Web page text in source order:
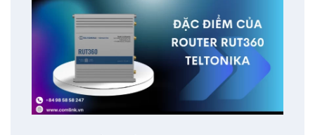
2.8 Giám sát và quản lý từ xa
Nâng cấp bảo mật
2.10 Kết luận